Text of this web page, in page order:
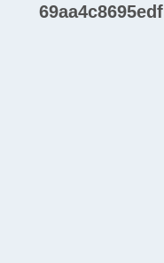
69aa4c8695edf